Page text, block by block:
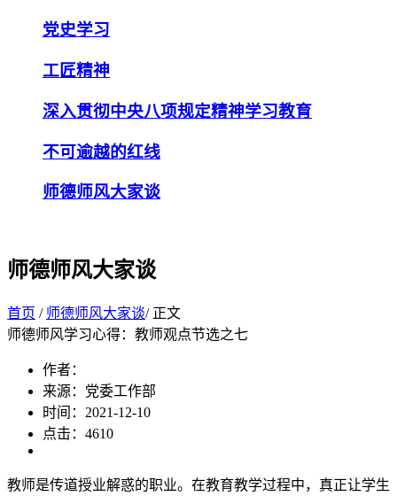
党史学习
工匠精神
深入贯彻中央八项规定精神学习教育
不可逾越的红线
师德师风大家谈
师德师风大家谈
首页 / 师德师风大家谈/ 正文
师德师风学习心得：教师观点节选之七
作者：
来源：党委工作部
时间：2021-12-10
点击： 4610
教师是传道授业解惑的职业。在教育教学过程中，真正让学生